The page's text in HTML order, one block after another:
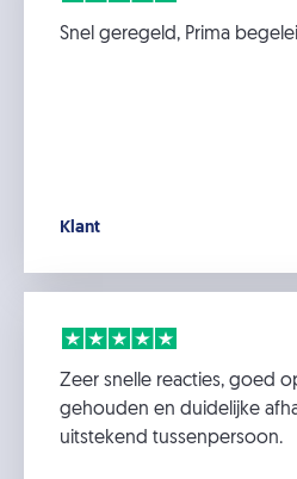
Snel geregeld, Prima
Klant
Zeer snelle reacties, goed
gehouden en duidelijke
uitstekend tussenpersoon.